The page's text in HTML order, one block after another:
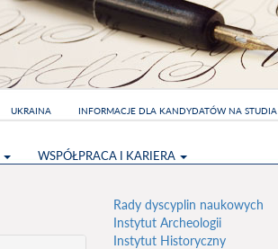
WSPÓŁPRACA I KARIERA
UKRAINA INFORMACJE DLA KANDYDATÓW NA STUDIA
Rady dyscyplin naukowych
Instytut Archeologii
Instytut Historyczny